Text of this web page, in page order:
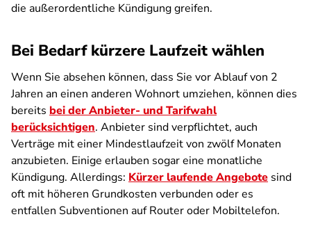
die außerordentliche Kündigung greifen.
Bei Bedarf kürzere Laufzeit wählen
Wenn Sie absehen können, dass Sie vor Ablauf von 2
Jahren an einen anderen Wohnort umziehen, können dies
bereits bei der Anbieter- und Tarifwahl
berücksichtigen. Anbieter sind verpflichtet, auch
Verträge mit einer Mindestlaufzeit von zwölf Monaten
anzubieten. Einige erlauben sogar eine monatliche
Kündigung. Allerdings: Kürzer laufende Angebote sind
oft mit höheren Grundkosten verbunden oder es
entfallen Subventionen auf Router oder Mobiltelefon.